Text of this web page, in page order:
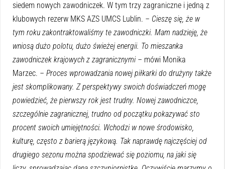
siedem nowych zawodniczek. W tym trzy zagraniczne i jedną z
klubowych rezerw MKS AZS UMCS Lublin. – Cieszę się, że w
tym roku zakontraktowaliśmy te zawodniczki. Mam nadzieję, że
wniosą dużo polotu, dużo świeżej energii. To mieszanka
zawodniczek krajowych z zagranicznymi – mówi Monika
Marzec. – Proces wprowadzania nowej piłkarki do drużyny także
jest skomplikowany. Z perspektywy swoich doświadczeń mogę
powiedzieć, że pierwszy rok jest trudny. Nowej zawodniczce,
szczególnie zagranicznej, trudno od początku pokazywać sto
procent swoich umiejętności. Wchodzi w nowe środowisko,
kulturę, często z barierą językową. Tak naprawdę najczęściej od
drugiego sezonu można spodziewać się poziomu, na jaki się